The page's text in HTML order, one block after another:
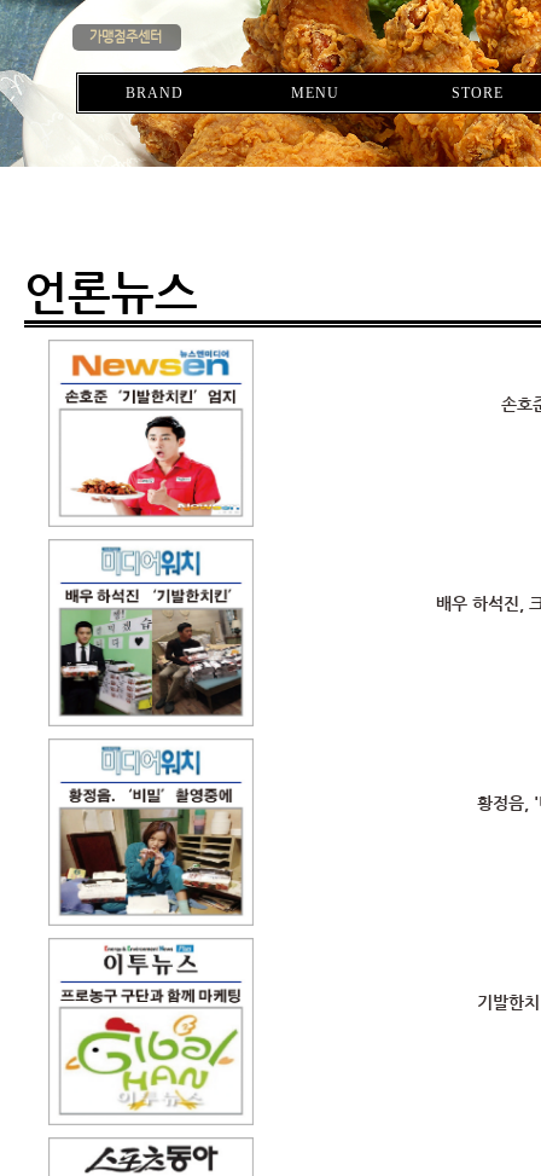
가맹점주센터
BRAND MENU STORE
언론뉴스
손호
배우 하석진,
황정음,
기발한